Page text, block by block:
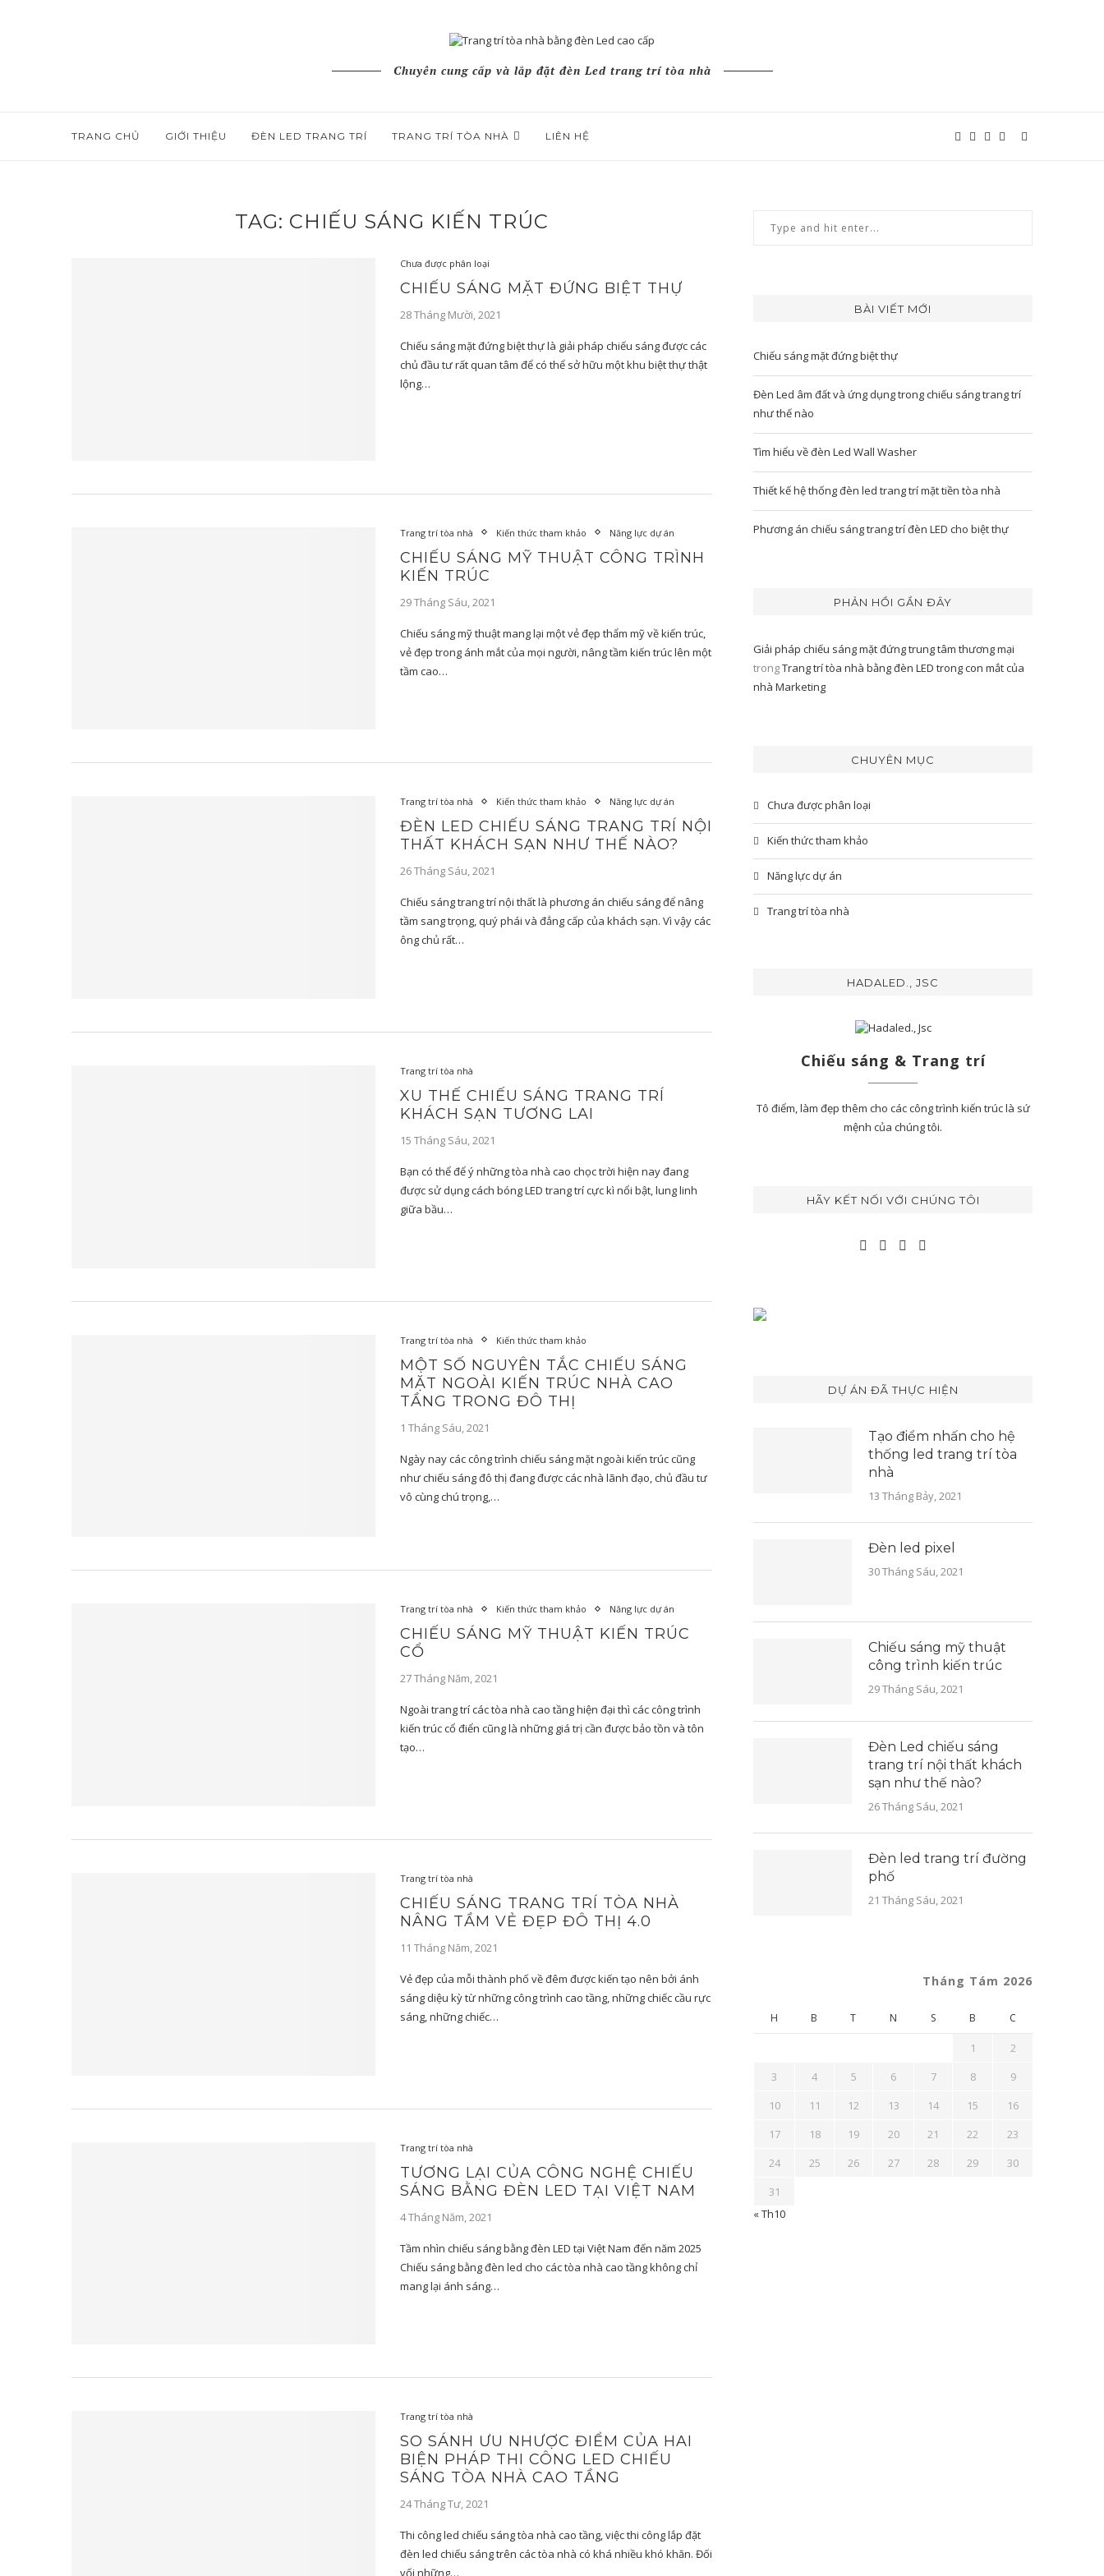
Chuyên cung cấp và lắp đặt đèn Led trang trí tòa nhà
TRANG CHỦ GIỚI THIỆU ĐÈN LED TRANG TRÍ TRANG TRÍ TÒA NHÀ LIÊN HỆ
TAG: CHIẾU SÁNG KIẾN TRÚC
Chưa được phân loại
CHIẾU SÁNG MẶT ĐỨNG BIỆT THỰ
28 Tháng Mười, 2021
Chiếu sáng mặt đứng biệt thự là giải pháp chiếu sáng được các
chủ đầu tư rất quan tâm để có thể sở hữu một khu biệt thự thật
lộng…
Trang trí tòa nhà Kiến thức tham khảo Năng lực dự án
CHIẾU SÁNG MỸ THUẬT CÔNG TRÌNH
KIẾN TRÚC
29 Tháng Sáu, 2021
Chiếu sáng mỹ thuật mang lại một vẻ đẹp thẩm mỹ về kiến trúc,
vẻ đẹp trong ánh mắt của mọi người, nâng tầm kiến trúc lên một
tầm cao…
Trang trí tòa nhà Kiến thức tham khảo Năng lực dự án
ĐÈN LED CHIẾU SÁNG TRANG TRÍ NỘI
THẤT KHÁCH SẠN NHƯ THẾ NÀO?
26 Tháng Sáu, 2021
Chiếu sáng trang trí nội thất là phương án chiếu sáng để nâng
tầm sang trọng, quý phái và đẳng cấp của khách sạn. Vì vậy các
ông chủ rất…
Trang trí tòa nhà
XU THẾ CHIẾU SÁNG TRANG TRÍ
KHÁCH SẠN TƯƠNG LAI
15 Tháng Sáu, 2021
Bạn có thể để ý những tòa nhà cao chọc trời hiện nay đang
được sử dụng cách bóng LED trang trí cực kì nổi bật, lung linh
giữa bầu…
Trang trí tòa nhà Kiến thức tham khảo
MỘT SỐ NGUYÊN TẮC CHIẾU SÁNG
MẶT NGOÀI KIẾN TRÚC NHÀ CAO
TẦNG TRONG ĐÔ THỊ
1 Tháng Sáu, 2021
Ngày nay các công trình chiếu sáng mặt ngoài kiến trúc cũng
như chiếu sáng đô thị đang được các nhà lãnh đạo, chủ đầu tư
vô cùng chú trọng,…
Trang trí tòa nhà Kiến thức tham khảo Năng lực dự án
CHIẾU SÁNG MỸ THUẬT KIẾN TRÚC
CỔ
27 Tháng Năm, 2021
Ngoài trang trí các tòa nhà cao tầng hiện đại thì các công trình
kiến trúc cổ điển cũng là những giá trị cần được bảo tồn và tôn
tạo…
Trang trí tòa nhà
CHIẾU SÁNG TRANG TRÍ TÒA NHÀ
NÂNG TẦM VẺ ĐẸP ĐÔ THỊ 4.0
11 Tháng Năm, 2021
Vẻ đẹp của mỗi thành phố về đêm được kiến tạo nên bởi ánh
sáng diệu kỳ từ những công trình cao tầng, những chiếc cầu rực
sáng, những chiếc…
Trang trí tòa nhà
TƯƠNG LẠI CỦA CÔNG NGHỆ CHIẾU
SÁNG BẰNG ĐÈN LED TẠI VIỆT NAM
4 Tháng Năm, 2021
Tầm nhìn chiếu sáng bằng đèn LED tại Việt Nam đến năm 2025
Chiếu sáng bằng đèn led cho các tòa nhà cao tầng không chỉ
mang lại ánh sáng…
Trang trí tòa nhà
SO SÁNH ƯU NHƯỢC ĐIỂM CỦA HAI
BIỆN PHÁP THI CÔNG LED CHIẾU
SÁNG TÒA NHÀ CAO TẦNG
24 Tháng Tư, 2021
Thi công led chiếu sáng tòa nhà cao tầng, việc thi công lắp đặt
đèn led chiếu sáng trên các tòa nhà có khá nhiều khó khăn. Đối
vối những…
BÀI VIẾT MỚI
Chiếu sáng mặt đứng biệt thự
Đèn Led âm đất và ứng dụng trong chiếu sáng trang trí
như thế nào
Tìm hiểu về đèn Led Wall Washer
Thiết kế hệ thống đèn led trang trí mặt tiền tòa nhà
Phương án chiếu sáng trang trí đèn LED cho biệt thự
PHẢN HỒI GẦN ĐÂY
Giải pháp chiếu sáng mặt đứng trung tâm thương mại
trongTrang trí tòa nhà bằng đèn LED trong con mắt của
nhà Marketing
CHUYÊN MỤC
Chưa được phân loại
Kiến thức tham khảo
Năng lực dự án
Trang trí tòa nhà
HADALED., JSC
Chiếu sáng & Trang trí
Tô điểm, làm đẹp thêm cho các công trình kiến trúc là sứ
mệnh của chúng tôi.
HÃY KẾT NỐI VỚI CHÚNG TÔI
DỰ ÁN ĐÃ THỰC HIỆN
Tạo điểm nhấn cho hệ
thống led trang trí tòa
nhà
13 Tháng Bảy, 2021
Đèn led pixel
30 Tháng Sáu, 2021
Chiếu sáng mỹ thuật
công trình kiến trúc
29 Tháng Sáu, 2021
Đèn Led chiếu sáng
trang trí nội thất khách
sạn như thế nào?
26 Tháng Sáu, 2021
Đèn led trang trí đường
phố
21 Tháng Sáu, 2021
Tháng Tám 2026
H B T N S B C
1
2
3
4 5 6 7 8
9
10
11 12 13 14 15
16
17
18 19 20 21 22
23
24
25 26 27 28 29
30
31
« Th10